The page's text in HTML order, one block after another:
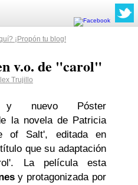
¡Propón tu blog!
v.o. de "carol"
Trujillo
nuevo Póster
la novela de Patricia
of Salt', editada en
que su adaptación
La película esta
y protagonizada por